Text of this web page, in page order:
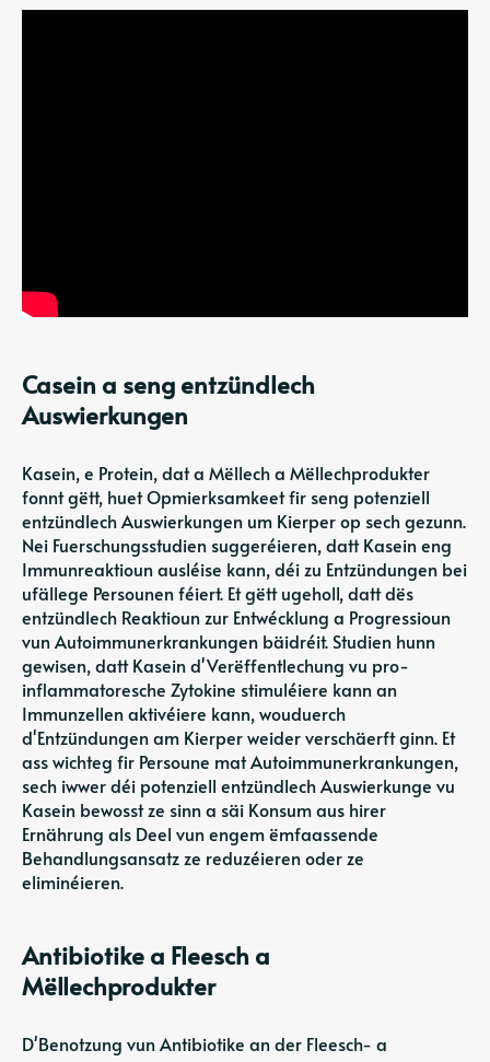
Casein a seng entzündlech
Auswierkungen
Kasein, e Protein, dat a Mëllech a Mëllechprodukter
fonnt gëtt, huet Opmierksamkeet fir seng potenziell
entzündlech Auswierkungen um Kierper op sech gezunn.
Nei Fuerschungsstudien suggeréieren, datt Kasein eng
Immunreaktioun ausléise kann, déi zu Entzündungen bei
ufällege Persounen féiert. Et gëtt ugeholl, datt dës
entzündlech Reaktioun zur Entwécklung a Progressioun
vun Autoimmunerkrankungen bäidréit. Studien hunn
gewisen, datt Kasein d'Verëffentlechung vu pro-
inflammatoresche Zytokine stimuléiere kann an
Immunzellen aktivéiere kann, wouduerch
d'Entzündungen am Kierper weider verschäerft ginn. Et
ass wichteg fir Persoune mat Autoimmunerkrankungen,
sech iwwer déi potenziell entzündlech Auswierkunge vu
Kasein bewosst ze sinn a säi Konsum aus hirer
Ernährung als Deel vun engem ëmfaassende
Behandlungsansatz ze reduzéieren oder ze
eliminéieren.
Antibiotike a Fleesch a
Mëllechprodukter
D'Benotzung vun Antibiotike an der Fleesch- a